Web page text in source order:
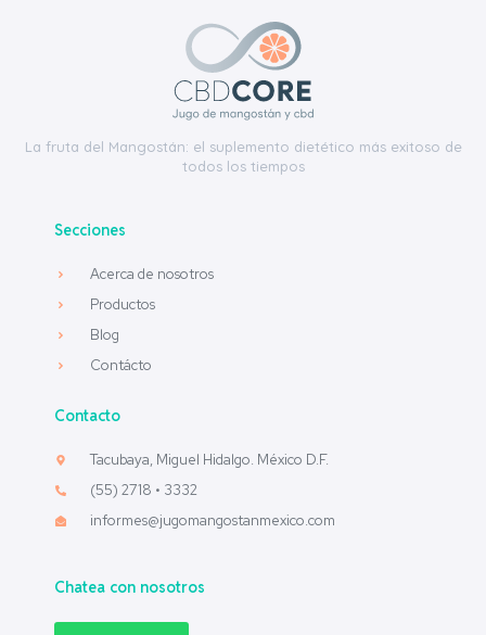
La fruta del Mangostán: el suplemento dietético más exitoso de
todos los tiempos
Secciones
Acerca de nosotros
Productos
Blog
Contácto
Contacto
Tacubaya, Miguel Hidalgo. México D.F.
(55) 2718 • 3332
informes@jugomangostanmexico.com
Chatea con nosotros